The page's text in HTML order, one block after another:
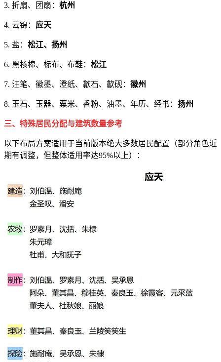
3. 折扇、团扇： 杭州
4. 云锦： 应天
5. 盐： 松江、扬州
6. 黑核棉、标布、布鞋： 松江
7. 汪笔、徽墨、澄纸、歙石、歙砚： 徽州
8. 玉石、玉器、粟米、香粉、油墨、年历、经书： 扬州
三、特殊居民分配与建筑数量参考
以下布局方案适用于当前版本绝大多数居民配置（部分角色近
期有调整，但整体适用率达95%以上）：